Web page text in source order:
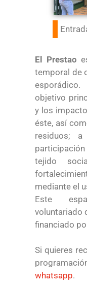
El Prestao
temporal de
objetivo
y los
éste, así
residuos;
tejido
mediante el
Este
voluntariado
financiado
Si quieres
whatsapp.